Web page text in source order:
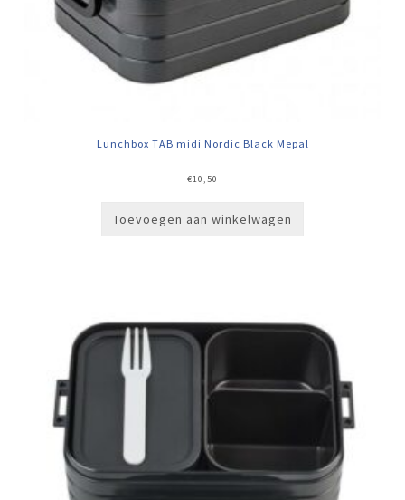
Lunchbox TAB midi Nordic Black Mepal
€10,50
Toevoegen aan winkelwagen